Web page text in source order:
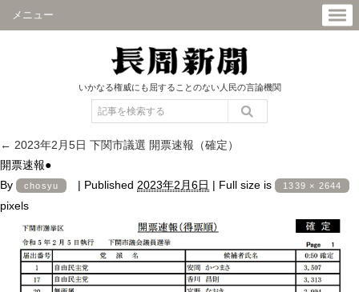
メニュー
いかなる権威にも屈することのない人民の言論機関
← 2023年2月5日 下関市議選 開票速報（確定）
開票速報●
By
chosyu | Published 2023年2月6日 | Full size is 1339 × 2644
pixels